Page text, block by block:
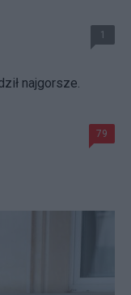
1
najgorsze.
79